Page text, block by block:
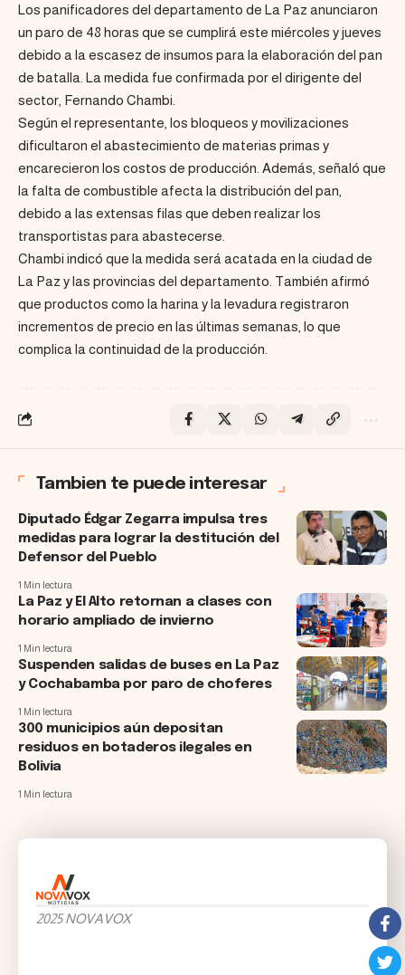
Los panificadores del departamento de La Paz anunciaron
un paro de 48 horas que se cumplirá este miércoles y jueves
debido a la escasez de insumos para la elaboración del pan
de batalla. La medida fue confirmada por el dirigente del
sector, Fernando Chambi.
Según el representante, los bloqueos y movilizaciones
dificultaron el abastecimiento de materias primas y
encarecieron los costos de producción. Además, señaló que
la falta de combustible afecta la distribución del pan,
debido a las extensas filas que deben realizar los
transportistas para abastecerse.
Chambi indicó que la medida será acatada en la ciudad de
La Paz y las provincias del departamento. También afirmó
que productos como la harina y la levadura registraron
incrementos de precio en las últimas semanas, lo que
complica la continuidad de la producción.
Tambien te puede interesar
Diputado Édgar Zegarra impulsa tres
medidas para lograr la destitución del
Defensor del Pueblo
1 Min lectura
La Paz y El Alto retornan a clases con
horario ampliado de invierno
1 Min lectura
Suspenden salidas de buses en La Paz
y Cochabamba por paro de choferes
1 Min lectura
300 municipios aún depositan
residuos en botaderos ilegales en
Bolivia
1 Min lectura
2025 NOVAVOX